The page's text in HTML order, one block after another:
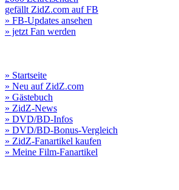
gefällt ZidZ.com auf FB
» FB-Updates ansehen
» jetzt Fan werden
» Startseite
» Neu auf ZidZ.com
» Gästebuch
» ZidZ-News
» DVD/BD-Infos
» DVD/BD-Bonus-Vergleich
» ZidZ-Fanartikel kaufen
» Meine Film-Fanartikel